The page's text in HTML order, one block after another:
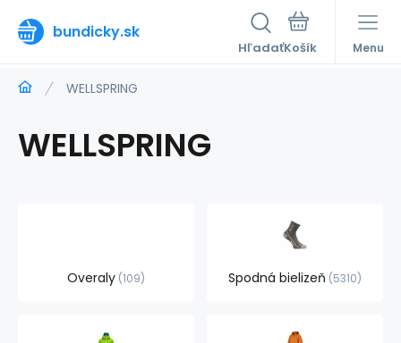
bundicky.sk
Hľadať Menu
WELLSPRING
WELLSPRING
Overaly 109 Spodná bielizeň 5310